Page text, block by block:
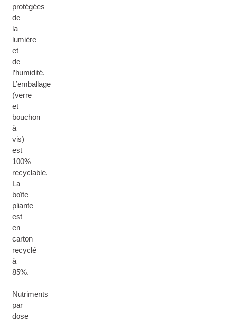
protégées
de
la
lumière
et
de
l’humidité.
L’emballage
(verre
et
bouchon
à
vis)
est
100%
recyclable.
La
boîte
pliante
est
en
carton
recyclé
à
85%.
Nutriments
par
dose